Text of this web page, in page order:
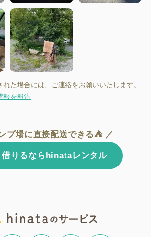
た場合には、ご連絡をお願いいたします。
報を報告
プ場に直接配送できる⛺ ／
借りるならhinataレンタル